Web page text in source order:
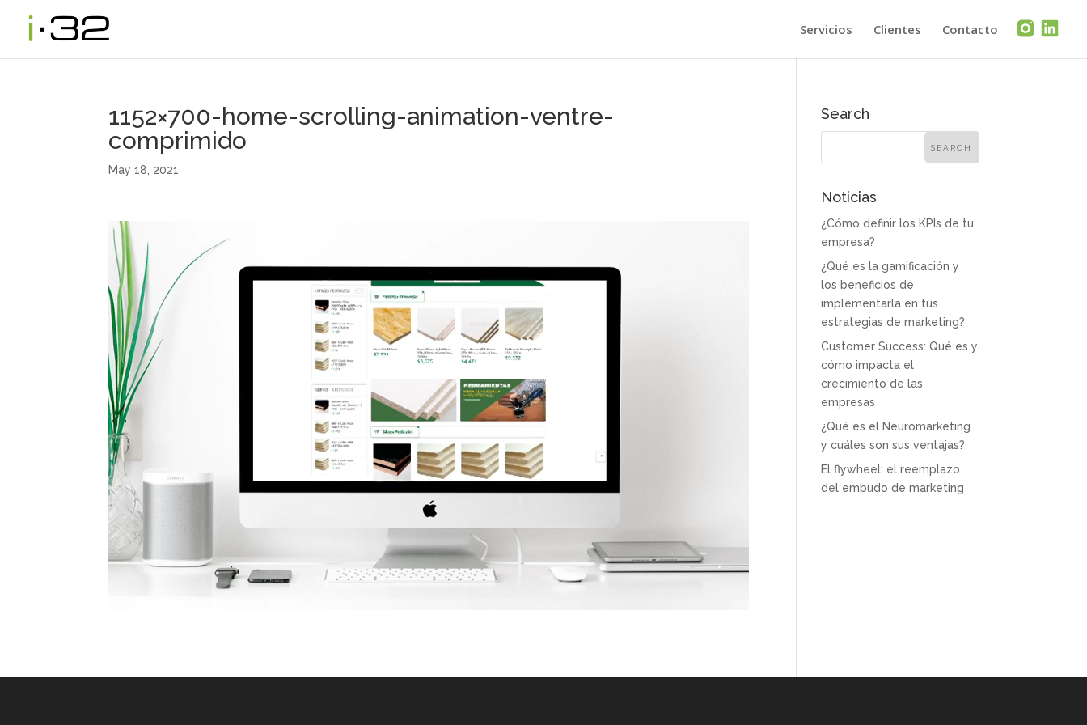
Servicios Clientes Contacto
1152×700-home-scrolling-animation-ventre-
comprimido
May 18, 2021
Video
Player
Search
Noticias
¿Cómo definir los KPIs de tu
empresa?
¿Qué es la gamificación y
los beneficios de
implementarla en tus
estrategias de marketing?
Customer Success: Qué es y
cómo impacta el
crecimiento de las
empresas
¿Qué es el Neuromarketing
y cuáles son sus ventajas?
El flywheel: el reemplazo
del embudo de marketing